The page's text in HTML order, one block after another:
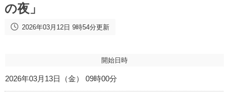
の夜」
2026年03月12日 9時54分更新
開始日時
2026年03月13日（金） 09時00分